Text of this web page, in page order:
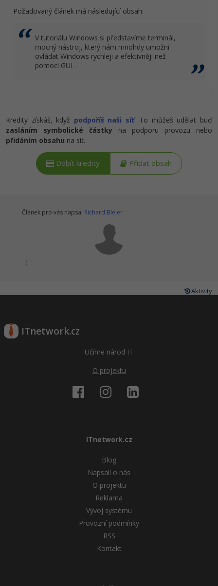
Požadovaný článek má následující obsah:
V tutoriálu Windows si představíme terminál,
mocný nástroj, který nám mnohdy umožní
ovládat Windows rychleji a efektivněji než
pomocí GUI.
Kredity získáš, když podpoříš naši síť. To můžeš udělat buď
zasláním symbolické částky na podporu provozu nebo
přidáním obsahu na síť.
Dobít kredity Přidat obsah
Článek pro vás napsal Richard Bleier
:)
Aktivity
ITnetwork.cz
Učíme národ IT
O projektu
ITnetwork.cz
Blog
Napsali o nás
O projektu
Reklama
Vývoj systému
Provozní podmínky
RSS
Kontakt